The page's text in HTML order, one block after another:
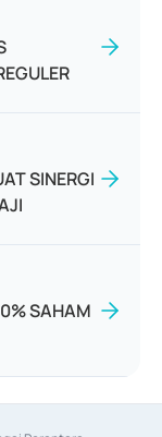
SINERGI
SAHAM